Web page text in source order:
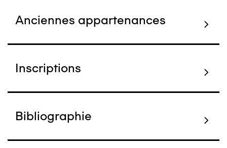
Anciennes appartenances
Inscriptions
Bibliographie